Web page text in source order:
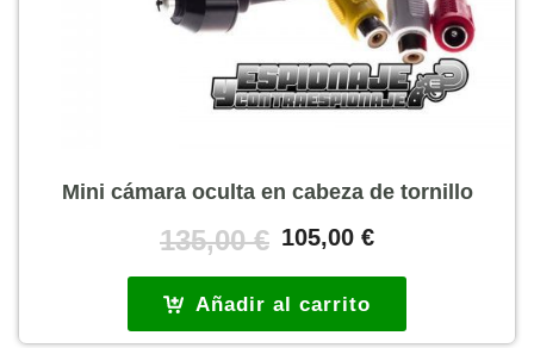
Mini cámara oculta en cabeza de tornillo
135,00€ El
original
era:
135,00 €.
105,00 €El
actual
105,00 €.
Añadir al carrito